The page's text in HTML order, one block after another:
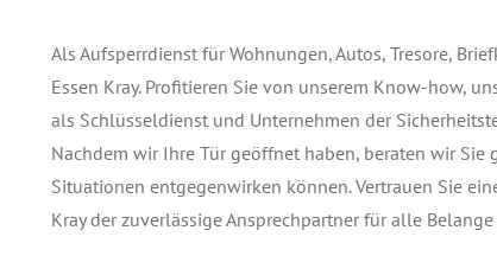
Als Aufsperrdienst für Wohnungen, Autos, Tresore,
Essen Kray. Profitieren Sie von unserem Know-how,
als Schlüsseldienst und Unternehmen der
Nachdem wir Ihre Tür geöffnet haben, beraten wir
Situationen entgegenwirken können. Vertrauen Sie
Kray der zuverlässige Ansprechpartner für alle